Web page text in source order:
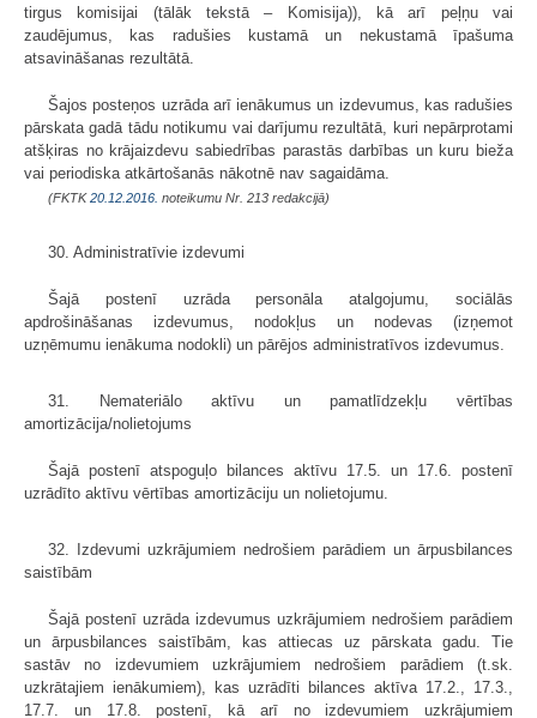
tirgus komisijai (tālāk tekstā – Komisija)), kā arī peļņu vai
zaudējumus, kas radušies kustamā un nekustamā īpašuma
atsavināšanas rezultātā.
Šajos posteņos uzrāda arī ienākumus un izdevumus, kas radušies
pārskata gadā tādu notikumu vai darījumu rezultātā, kuri nepārprotami
atšķiras no krājaizdevu sabiedrības parastās darbības un kuru bieža
vai periodiska atkārtošanās nākotnē nav sagaidāma.
(FKTK20.12.2016. noteikumu Nr. 213 redakcijā)
30. Administratīvie izdevumi
Šajā postenī uzrāda personāla atalgojumu, sociālās
apdrošināšanas izdevumus, nodokļus un nodevas (izņemot
uzņēmumu ienākuma nodokli) un pārējos administratīvos izdevumus.
31. Nemateriālo aktīvu un pamatlīdzekļu vērtības
amortizācija/nolietojums
Šajā postenī atspoguļo bilances aktīvu 17.5. un 17.6. postenī
uzrādīto aktīvu vērtības amortizāciju un nolietojumu.
32. Izdevumi uzkrājumiem nedrošiem parādiem un ārpusbilances
saistībām
Šajā postenī uzrāda izdevumus uzkrājumiem nedrošiem parādiem
un ārpusbilances saistībām, kas attiecas uz pārskata gadu. Tie
sastāv no izdevumiem uzkrājumiem nedrošiem parādiem (t.sk.
uzkrātajiem ienākumiem), kas uzrādīti bilances aktīva 17.2., 17.3.,
17.7. un 17.8. postenī, kā arī no izdevumiem uzkrājumiem